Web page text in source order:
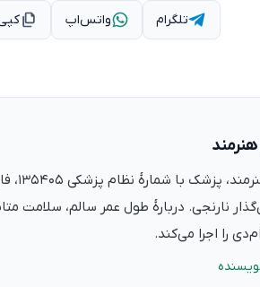
تلگرام واتس‌اپ
نارنجی. دربارهٔ طول عمر سالم، سلامت
را اجرا می‌کند.